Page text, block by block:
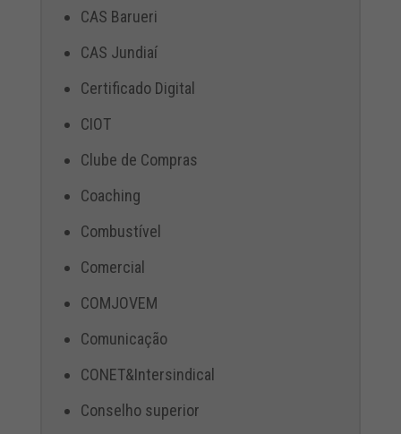
CAS Barueri
CAS Jundiaí
Certificado Digital
CIOT
Clube de Compras
Coaching
Combustível
Comercial
COMJOVEM
Comunicação
CONET&Intersindical
Conselho superior